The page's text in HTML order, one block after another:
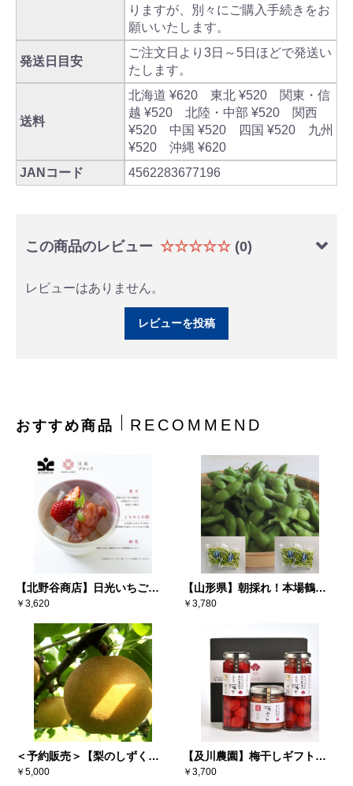
りますが、別々にご購入手続きをお
願いいたします。
発送日目安
ご注文日より3日～5日ほどで発送い
たします。
送料
北海道 ¥620 東北 ¥520 関東・信
越 ¥520 北陸・中部 ¥520 関西
¥520 中国 ¥520 四国 ¥520 九州
¥520 沖縄 ¥620
JANコード
4562283677196
この商品のレビュー ☆☆☆☆☆ (0)
レビューはありません。
レビューを投稿
おすすめ商品 RECOMMEND
【北野谷商店】日光いちごミ
ルクあんみつ（6個入り）
￥3,620
【山形県】朝採れ！本場鶴岡
白山地区（寺田産）だだちゃ
￥3,780
＜予約販売＞【梨のしずく】
彩玉 3キロ（5～6玉） ※送料
￥5,000
【及川農園】梅干しギフトセ
ット
￥3,700